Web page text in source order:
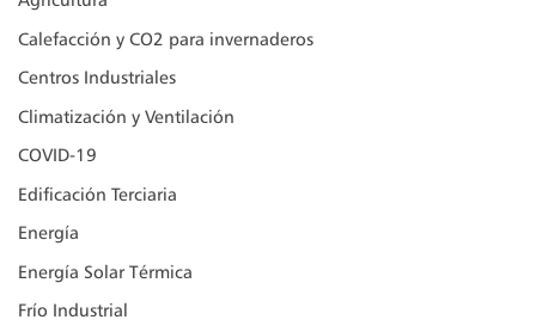
Calefacción y CO2 para invernaderos
Centros Industriales
Climatización y Ventilación
COVID-19
Edificación Terciaria
Energía
Energía Solar Térmica
Frío Industrial